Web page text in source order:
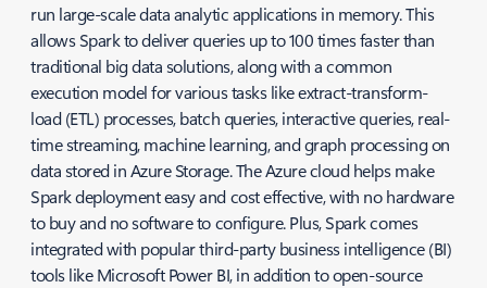
run large-scale data analytic applications in memory. This
allows Spark to deliver queries up to 100 times faster than
traditional big data solutions, along with a common
execution model for various tasks like extract-transform-
load (ETL) processes, batch queries, interactive queries, real-
time streaming, machine learning, and graph processing on
data stored in Azure Storage. The Azure cloud helps make
Spark deployment easy and cost effective, with no hardware
to buy and no software to configure. Plus, Spark comes
integrated with popular third-party business intelligence (BI)
tools like Microsoft Power BI, in addition to open-source